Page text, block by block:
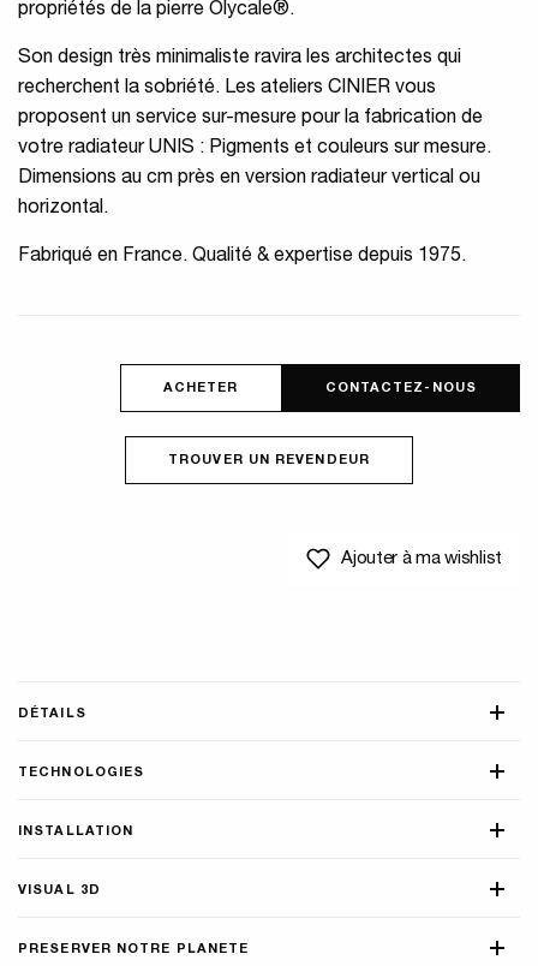
propriétés de la pierre Olycale®.
Son design très minimaliste ravira les architectes qui
recherchent la sobriété. Les ateliers CINIER vous
proposent un service sur-mesure pour la fabrication de
votre radiateur UNIS : Pigments et couleurs sur mesure.
Dimensions au cm près en version radiateur vertical ou
horizontal.
Fabriqué en France. Qualité & expertise depuis 1975.
ACHETER
TROUVER UN REVENDEUR
CONTACTEZ-NOUS
Ajouter à ma wishlist
DÉTAILS
TECHNOLOGIES
INSTALLATION
VISUAL 3D
PRESERVER NOTRE PLANETE